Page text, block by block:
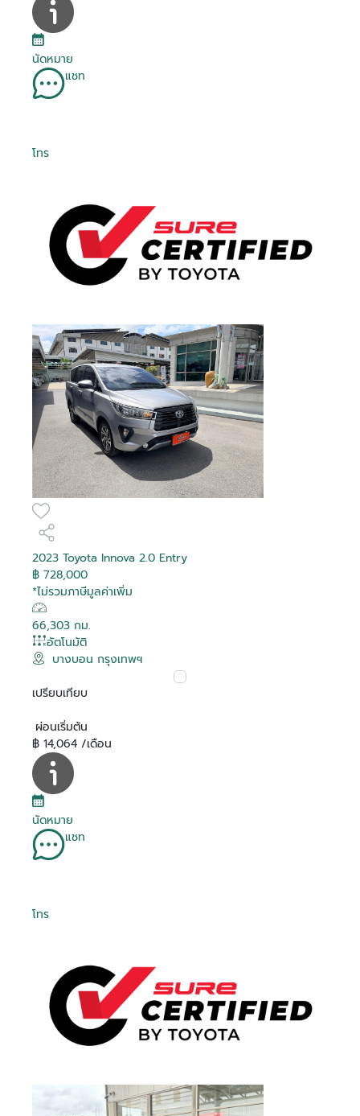
นัดหมาย
แชท
โทร
2023 Toyota Innova 2.0 Entry
฿ 728,000
*ไม่รวมภาษีมูลค่าเพิ่ม
66,303 กม.
อัตโนมัติ
บางบอน กรุงเทพฯ
เปรียบเทียบ
ผ่อนเริ่มต้น
฿ 14,064 /เดือน
นัดหมาย
แชท
โทร